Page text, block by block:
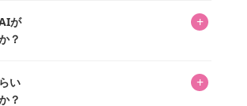
ジャンプできます。
内の99%を超えるほぼすべての写真も、1枚
分たちで撮影したものです。さらに、10
に1,000点の新商品を選定・購入する編集
監修しています。
が
？
+
AIは使用していません。編集長KOSが最終確
い
？
+